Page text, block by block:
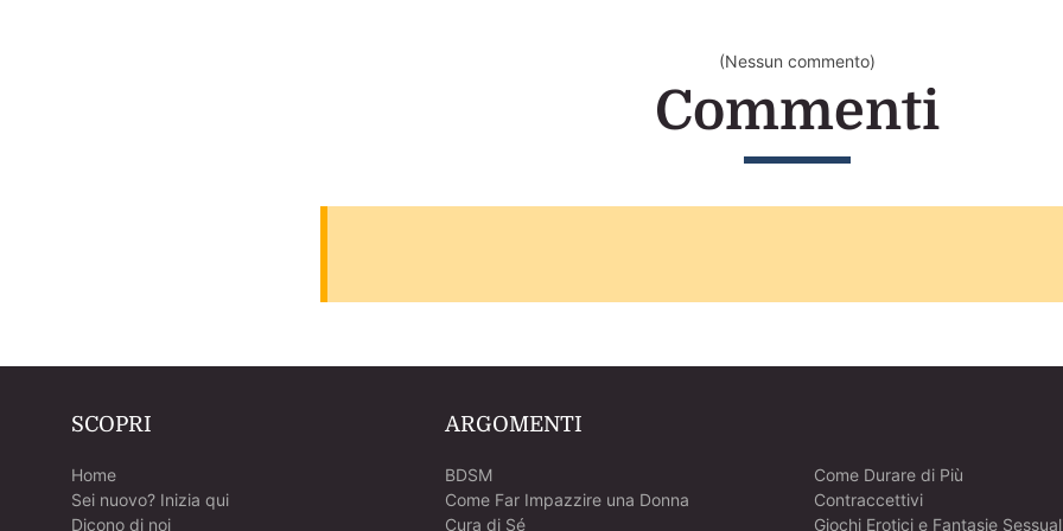
Commenti
(Nessun commento)
SCOPRI
Home
Sei nuovo? Inizia qui
Dicono di noi
ARGOMENTI
BDSM
Come Durare di Più
Come Far Impazzire una Donna
Contraccettivi
Cura di Sé
Giochi Erotici e Fantasie